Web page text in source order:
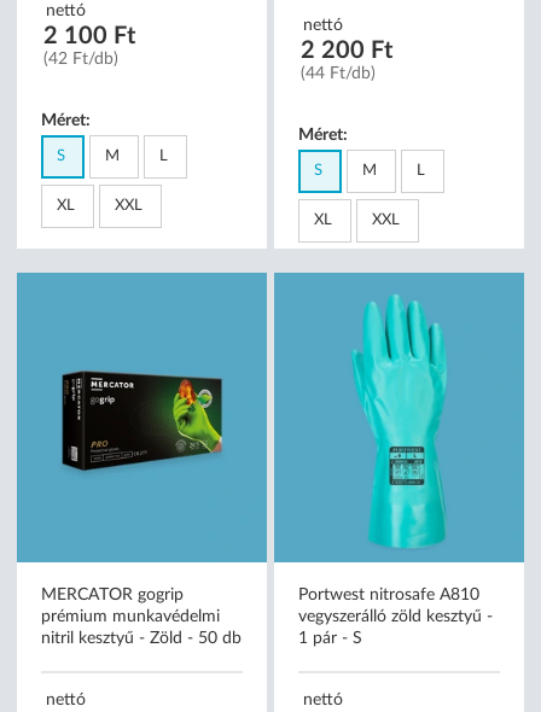
nettó
2 100 Ft
(42 Ft/db)
Méret:
S M L
XL XXL
nettó
2 200 Ft
(44 Ft/db)
Méret:
S M L
XL XXL
MERCATOR gogrip
prémium munkavédelmi
nitril kesztyű - Zöld - 50 db
nettó
Portwest nitrosafe A810
vegyszerálló zöld kesztyű -
1 pár - S
nettó